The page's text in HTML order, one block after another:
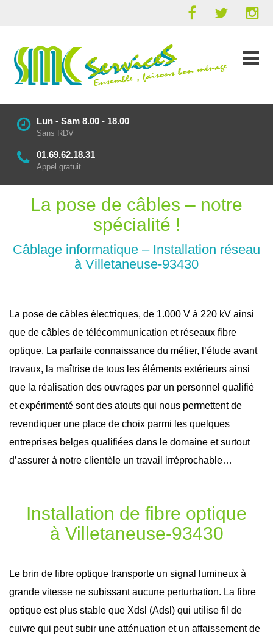
Lun - Sam 8.00 - 18.00
Sans RDV
01.69.62.18.31
Appel gratuit
La pose de câbles – notre
spécialité !
Câblage informatique – Installation réseau
à Villetaneuse-93430
La pose de câbles électriques, de 1.000 V à 220 kV ainsi
que de câbles de télécommunication et réseaux fibre
optique. La parfaite connaissance du métier, l’étude avant
travaux, la maîtrise de tous les éléments extérieurs ainsi
que la réalisation des ouvrages par un personnel qualifié
et expérimenté sont des atouts qui nous permettent de
revendiquer une place de choix parmi les quelques
entreprises belges qualifiées dans le domaine et surtout
d’assurer à notre clientèle un travail irréprochable…
Installation de fibre optique
à Villetaneuse-93430
Le brin de fibre optique transporte un signal lumineux à
grande vitesse ne subissant aucune perturbation. La fibre
optique est plus stable que Xdsl (Adsl) qui utilise fil de
cuivre qui peut subir une atténuation et un affaissement de